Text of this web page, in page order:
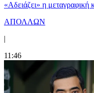
«Αδειάζει» η
ΑΠΟΛΛΩΝ
|
11:46